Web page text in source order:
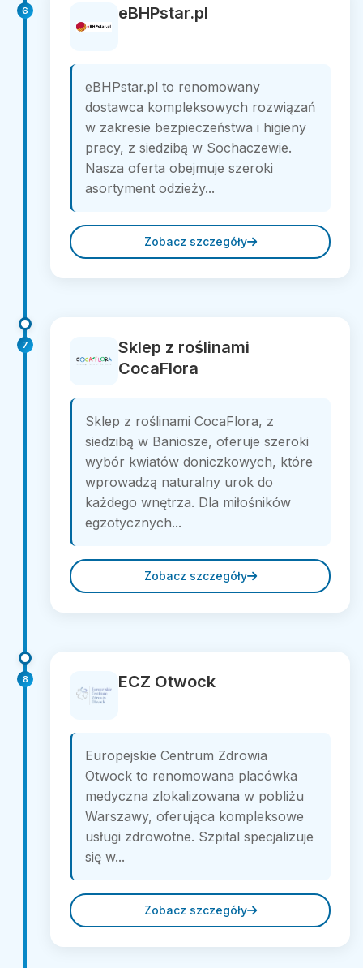
6 eBHPstar.pl
eBHPstar.pl to renomowany
dostawca kompleksowych rozwiązań
w zakresie bezpieczeństwa i higieny
pracy, z siedzibą w Sochaczewie.
Nasza oferta obejmuje szeroki
asortyment odzieży...
Zobacz szczegóły
7
Sklep z roślinami
CocaFlora
Sklep z roślinami CocaFlora, z
siedzibą w Baniosze, oferuje szeroki
wybór kwiatów doniczkowych, które
wprowadzą naturalny urok do
każdego wnętrza. Dla miłośników
egzotycznych...
Zobacz szczegóły
8 ECZ Otwock
Europejskie Centrum Zdrowia
Otwock to renomowana placówka
medyczna zlokalizowana w pobliżu
Warszawy, oferująca kompleksowe
usługi zdrowotne. Szpital specjalizuje
się w...
Zobacz szczegóły